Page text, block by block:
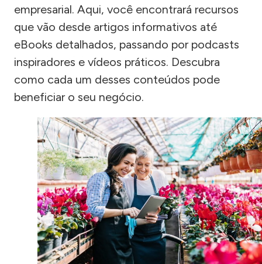
empresarial. Aqui, você encontrará recursos
que vão desde artigos informativos até
eBooks detalhados, passando por podcasts
inspiradores e vídeos práticos. Descubra
como cada um desses conteúdos pode
beneficiar o seu negócio.